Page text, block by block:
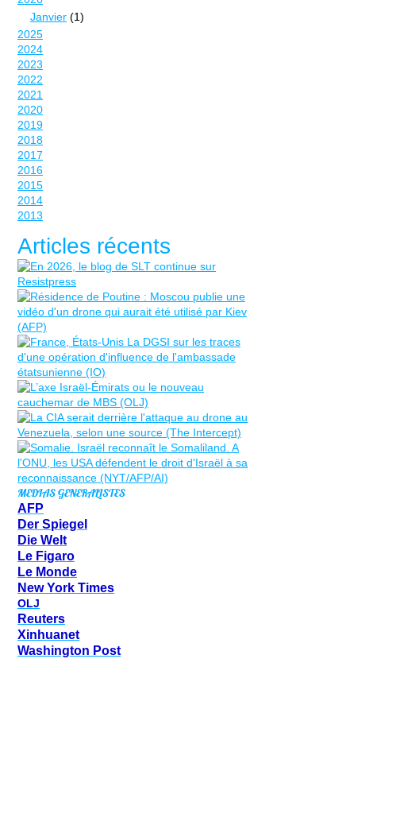
Janvier (1)
2025
2024
2023
2022
2021
2020
2019
2018
2017
2016
2015
2014
2013
Articles récents
MEDIAS GENERALISTES
AFP
Der Spiegel
Die Welt
Le Figaro
Le Monde
New York Times
OLJ
Reuters
Xinhuanet
Washington Post